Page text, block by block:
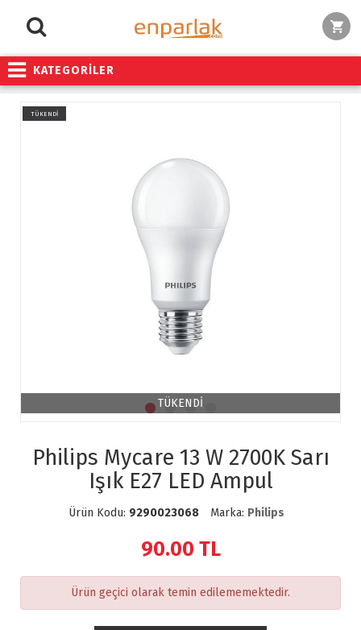
KATEGORİLER
TÜKENDİ
TÜKENDİ
Philips Mycare 13 W 2700K Sarı
Işık E27 LED Ampul
Ürün Kodu: 9290023068 Marka: Philips
90.00 TL
Ürün geçici olarak temin edilememektedir.